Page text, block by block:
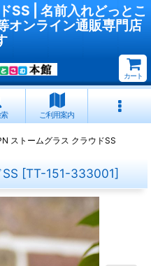
SS | 名前入れどっとこ
オンライン通販専門店
カート
ご利用案内
ストームグラス クラウドSS
[TT-151-333001]